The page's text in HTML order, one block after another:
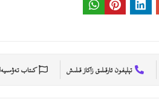
تېلېفون ئارقىلىق زاكاز قىلىش كىتاب